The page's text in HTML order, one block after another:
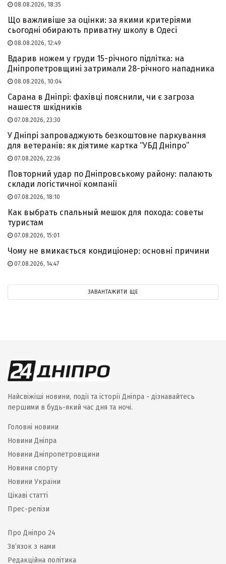
08.08.2026, 18:35
Що важливіше за оцінки: за якими критеріями
сьогодні обирають приватну школу в Одесі
08.08.2026, 12:49
Вдарив ножем у груди 15-річного підлітка: на
Дніпропетровщині затримали 28-річного нападника
08.08.2026, 10:04
Сарана в Дніпрі: фахівці пояснили, чи є загроза
нашестя шкідників
07.08.2026, 23:30
У Дніпрі запроваджують безкоштовне паркування
для ветеранів: як діятиме картка “УБД Дніпро”
07.08.2026, 22:36
Повторний удар по Дніпровському району: палають
склади логістичної компанії
07.08.2026, 18:10
Как выбрать спальный мешок для похода: советы
туристам
07.08.2026, 15:01
Чому не вмикається кондиціонер: основні причини
07.08.2026, 14:47
ЗАВАНТАЖИТИ ЩЕ
Найсвіжіші новини, події та історії Дніпра - дізнавайтесь
першими в будь-який час дня та ночі.
Головні новини
Новини Дніпра
Новини Дніпропетровщини
Новини спорту
Новини України
Цікаві статті
Прес-релізи
Про Дніпро 24
Зв’язок з нами
Редакційна політика